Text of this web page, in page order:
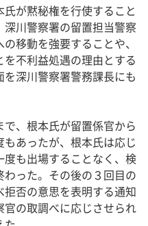
が黙秘権を行使すること
川警察署の留置担当警察
移動を強要することや、
不利益処遇の理由とする
深川警察署警務課長にも
、根本氏が留置係官から
あったが、根本氏は応じ
も出場することなく、検
った。その後の３回目の
否の意思を表明する通知
の取調べに応じさせられ